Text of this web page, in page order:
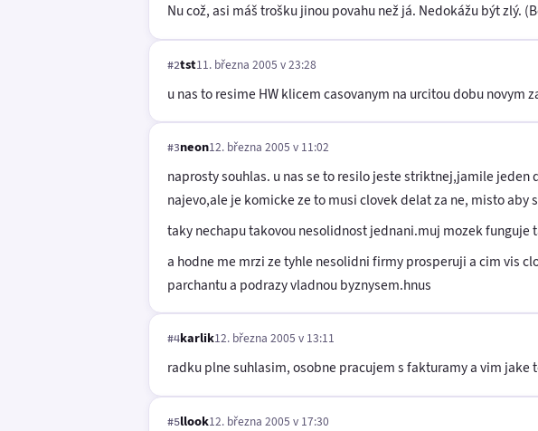
Nu což, asi máš trošku jinou povahu než já. Nedokážu být zlý.
#2tst11. března 2005 v 23:28
u nas to resime HW klicem casovanym na urcitou dobu
#3neon12. března 2005 v 11:02
naprosty souhlas. u nas se to resilo jeste striktnej,jamile
najevo,ale je komicke ze to musi clovek delat za ne, misto aby
taky nechapu takovou nesolidnost jednani.muj mozek
a hodne me mrzi ze tyhle nesolidni firmy prosperuji a cim vis
parchantu a podrazy vladnou byznysem.hnus
#4karlik12. března 2005 v 13:11
radku plne suhlasim, osobne pracujem s fakturamy a vim
#5llook12. března 2005 v 17:30